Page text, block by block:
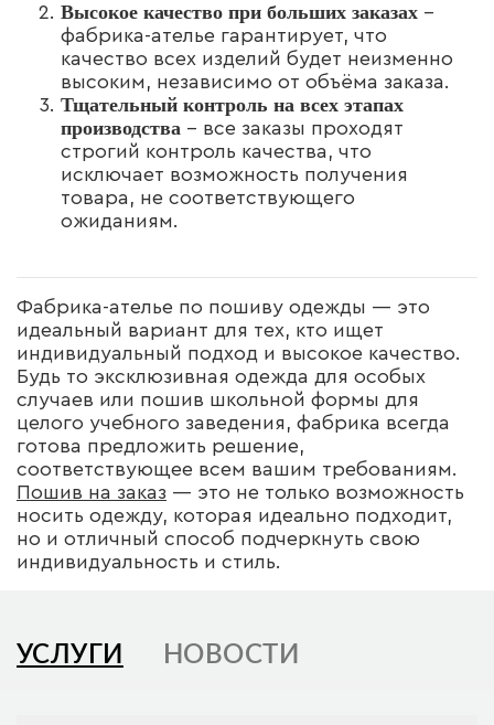
Высокое качество при больших заказах –
фабрика-ателье гарантирует, что
качество всех изделий будет неизменно
высоким, независимо от объёма заказа.
Тщательный контроль на всех этапах
производства – все заказы проходят
строгий контроль качества, что
исключает возможность получения
товара, не соответствующего
ожиданиям.
Фабрика-ателье по пошиву одежды — это
идеальный вариант для тех, кто ищет
индивидуальный подход и высокое качество.
Будь то эксклюзивная одежда для особых
случаев или пошив школьной формы для
целого учебного заведения, фабрика всегда
готова предложить решение,
соответствующее всем вашим требованиям.
Пошив на заказ — это не только возможность
носить одежду, которая идеально подходит,
но и отличный способ подчеркнуть свою
индивидуальность и стиль.
УСЛУГИ НОВОСТИ